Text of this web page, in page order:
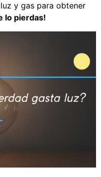
y gas para obtener
lo pierdas!